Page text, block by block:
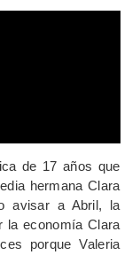
de 17 años que
hermana Clara
avisar a Abril, la
la economía Clara
porque Valeria